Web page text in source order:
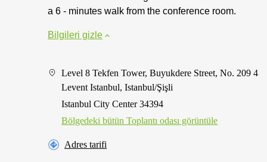
a 6 - minutes walk from the conference room.
Bilgileri gizle
Level 8 Tekfen Tower, Buyukdere Street, No. 209 4
Levent Istanbul, Istanbul/Şişli
Istanbul City Center 34394
Bölgedeki bütün Toplantı odası görüntüle
Adres tarifi